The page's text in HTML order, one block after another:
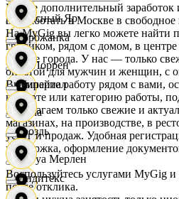
Красный Яр
Ла Лоррен
Лама
Леруа Мерлен
Горожанка
Империал
Гроздь
Индитекс
Ищете дополнительный заработок
подработать в Москве в свободное
На MyGig вы легко можете найти
графиком, рядом с домом, в
районе города. У нас — только
оплатой для мужчин и женщин, с
Выбирайте работу рядом с вами,
на карте или категорию работы,
Предлагаем только свежие и
магазинах, на производстве, в
услуг и продаж. Удобная
поддержка, оформление
Воспользуйтесь услугами MyGig и
после отклика.